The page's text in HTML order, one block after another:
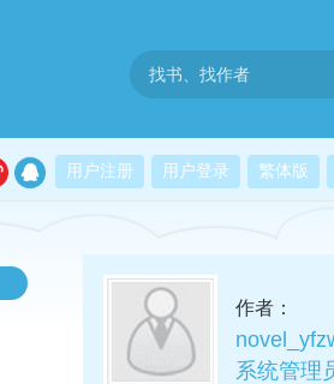
繁体版
用户登录
用户注册
作者：
系统管理